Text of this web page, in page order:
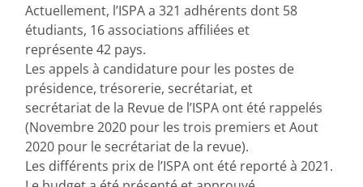
Actuellement, l’ISPA a 321 adhérents dont 58
étudiants, 16 associations affiliées et
représente 42 pays.
Les appels à candidature pour les postes de
présidence, trésorerie, secrétariat, et
secrétariat de la Revue de l’ISPA ont été rappelés
(Novembre 2020 pour les trois premiers et Aout
2020 pour le secrétariat de la revue).
Les différents prix de l’ISPA ont été reporté à 2021.